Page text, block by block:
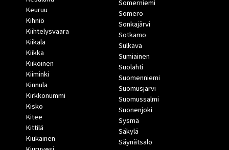
Keuruu
Kihniö
Kiihtelysvaara
Kiikala
Kiikka
Kiikoinen
Kiiminki
Kinnula
Kirkkonummi
Kisko
Kitee
Kittilä
Kiukainen
Somerniemi
Somero
Sonkajärvi
Sotkamo
Sulkava
Sumiainen
Suolahti
Suomenniemi
Suomusjärvi
Suomussalmi
Suonenjoki
Sysmä
Säkylä
Säynätsalo